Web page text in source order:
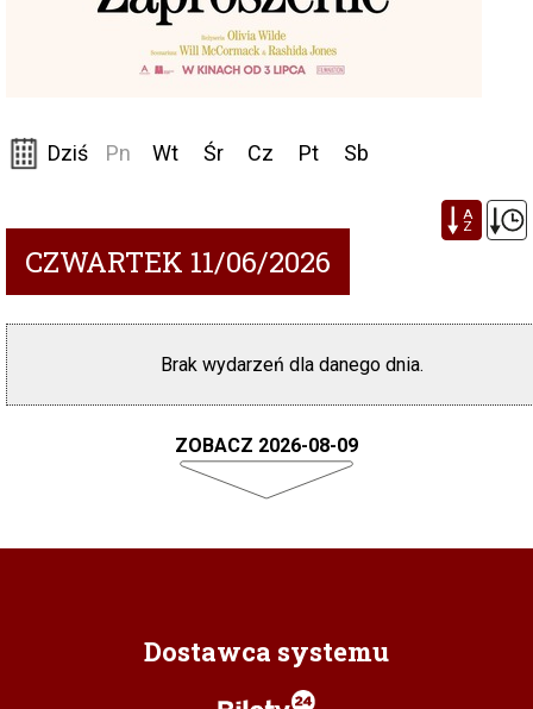
Dziś Pn Wt Śr Cz Pt Sb
CZWARTEK 11/06/2026
A
Z
Brak wydarzeń dla danego dnia.
ZOBACZ 2026-08-09
Dostawca systemu